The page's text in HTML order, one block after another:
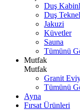
Duş
Duş
Jakuzi
Küvetler
Sauna
Tümünü
Mutfak
Mutfak
Granit
Tümünü
Ayna
Fırsat Ürünleri